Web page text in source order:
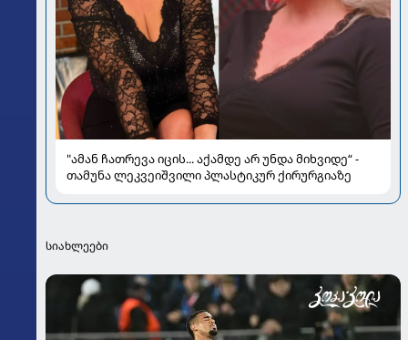
"ამან ჩათრევა იცის... აქამდე არ უნდა მიხვიდე“ -
თამუნა ლეკვეიშვილი პლასტიკურ ქირურგიაზე
სიახლეები